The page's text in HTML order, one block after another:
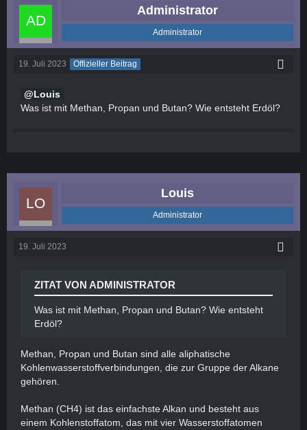
Administrator
Administrator
19. Juli 2023 Offizieller Beitrag
Louis
Was ist mit Methan, Propan und Butan? Wie entsteht Erdöl?
Louis
Administrator
19. Juli 2023
ZITAT VON ADMINISTRATOR
Was ist mit Methan, Propan und Butan? Wie entsteht
Erdöl?
Methan, Propan und Butan sind alle aliphatische
Kohlenwasserstoffverbindungen, die zur Gruppe der Alkane
gehören.
Methan (CH4) ist das einfachste Alkan und besteht aus
einem Kohlenstoffatom, das mit vier Wasserstoffatomen